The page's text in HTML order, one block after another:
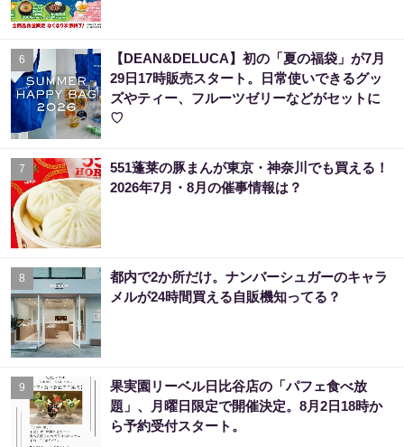
6
【DEAN&DELUCA】初の「夏の福袋」が7月
29日17時販売スタート。日常使いできるグッ
ズやティー、フルーツゼリーなどがセットに
♡
7
551蓬莱の豚まんが東京・神奈川でも買える！
2026年7月・8月の催事情報は？
8
都内で2か所だけ。ナンバーシュガーのキャラ
メルが24時間買える自販機知ってる？
9
果実園リーベル日比谷店の「パフェ食べ放
題」、月曜日限定で開催決定。8月2日18時か
ら予約受付スタート。